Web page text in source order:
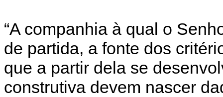
“A companhia à qual o
de partida, a fonte dos
que a partir dela se
construtiva devem nascer